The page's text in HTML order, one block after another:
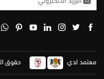
معتمد لدي حقوق